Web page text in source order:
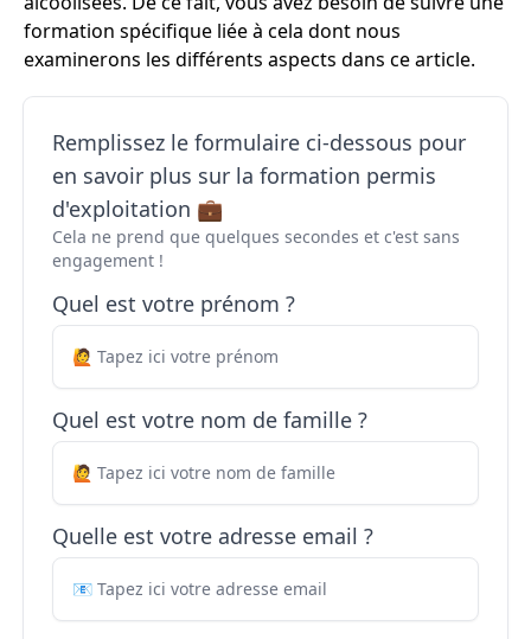
formation spécifique liée à cela dont nous
examinerons les différents aspects dans ce article.
Remplissez le formulaire ci-dessous pour
en savoir plus sur la formation permis
d'exploitation 💼
Cela ne prend que quelques secondes et c'est sans
engagement !
Quel est votre prénom ?
Quel est votre nom de famille ?
Quelle est votre adresse email ?